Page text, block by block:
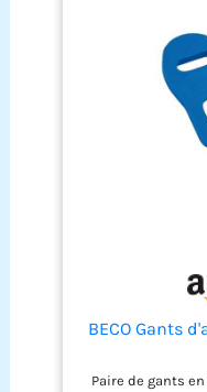
BECO Gants
Paire de gants